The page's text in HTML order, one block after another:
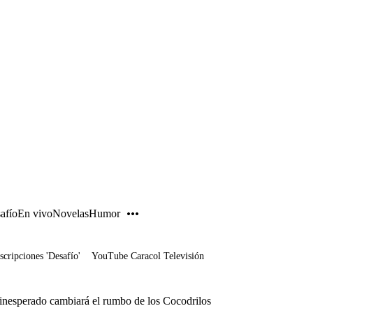
En vivoNovelasHumor
'Desafío' YouTube Caracol Televisión
cambiará el rumbo de los Cocodrilos